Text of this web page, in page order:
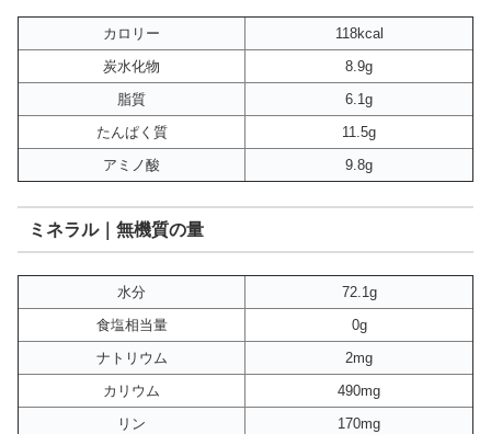
カロリー
118kcal
炭水化物
8.9g
脂質
6.1g
たんぱく質
11.5g
アミノ酸
9.8g
ミネラル｜無機質の量
水分
72.1g
食塩相当量
0g
ナトリウム
2mg
カリウム
490mg
リン
170mg